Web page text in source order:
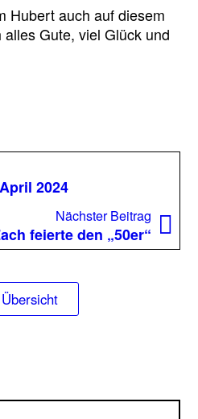
Hubert auch auf diesem
Gute, viel Glück und
2024
Nächster Beitrag
feierte den „50er“